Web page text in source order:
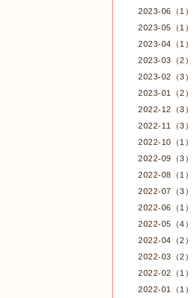
2023-06（1）
2023-05（1）
2023-04（1）
2023-03（2）
2023-02（3）
2023-01（2）
2022-12（3）
2022-11（3）
2022-10（1）
2022-09（3）
2022-08（1）
2022-07（3）
2022-06（1）
2022-05（4）
2022-04（2）
2022-03（2）
2022-02（1）
2022-01（1）